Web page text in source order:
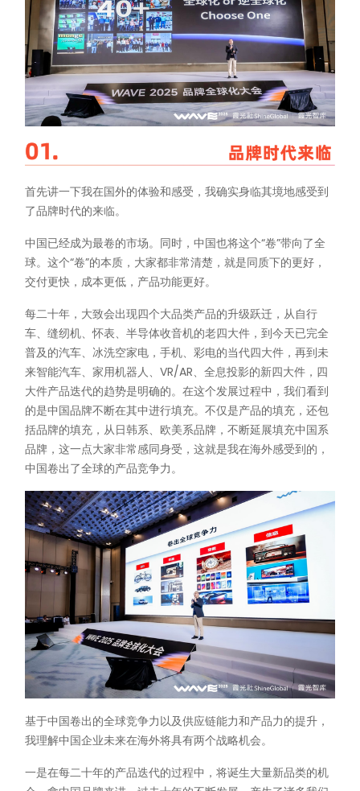
首先讲一下我在国外的体验和感受，我确实身临其境地感受到
了品牌时代的来临。
中国已经成为最卷的市场。同时，中国也将这个“卷”带向了全
球。这个“卷”的本质，大家都非常清楚，就是同质下的更好，
交付更快，成本更低，产品功能更好。
每二十年，大致会出现四个大品类产品的升级跃迁，从自行
车、缝纫机、怀表、半导体收音机的老四大件，到今天已完全
普及的汽车、冰洗空家电，手机、彩电的当代四大件，再到未
来智能汽车、家用机器人、VR/AR、全息投影的新四大件，四
大件产品迭代的趋势是明确的。在这个发展过程中，我们看到
的是中国品牌不断在其中进行填充。不仅是产品的填充，还包
括品牌的填充，从日韩系、欧美系品牌，不断延展填充中国系
品牌，这一点大家非常感同身受，这就是我在海外感受到的，
中国卷出了全球的产品竞争力。
基于中国卷出的全球竞争力以及供应链能力和产品力的提升，
我理解中国企业未来在海外将具有两个战略机会。
一是在每二十年的产品迭代的过程中，将诞生大量新品类的机